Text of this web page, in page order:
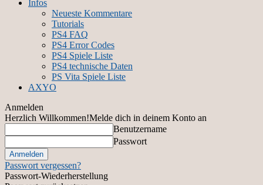
Infos
Neueste Kommentare
Tutorials
PS4 FAQ
PS4 Error Codes
PS4 Spiele Liste
PS4 technische Daten
PS Vita Spiele Liste
AXYO
Anmelden
Herzlich Willkommen!Melde dich in deinem Konto an
Benutzername
Passwort
Passwort vergessen?
Passwort-Wiederherstellung